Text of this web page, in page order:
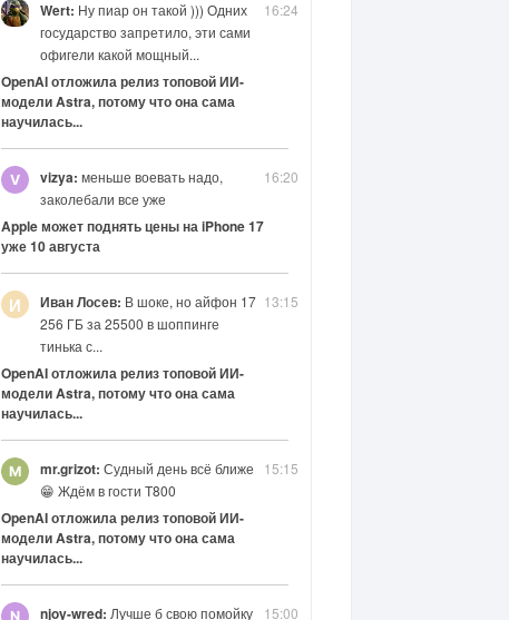
16:24
Wert: Ну пиар он такой ))) Одних
государство запретило, эти сами
офигели какой мощный...
OpenAI отложила релиз топовой ИИ-
модели Astra, потому что она сама
научилась...
16:20
vizya: меньше воевать надо,
заколебали все уже
Apple может поднять цены на iPhone 17
уже 10 августа
13:15
И Иван Лосев: В шоке, но айфон 17
256 ГБ за 25500 в шоппинге
тинька с...
OpenAI отложила релиз топовой ИИ-
модели Astra, потому что она сама
научилась...
15:15
mr.grizot: Судный день всё ближе
😁 Ждём в гости Т800
OpenAI отложила релиз топовой ИИ-
модели Astra, потому что она сама
научилась...
15:00
njoy-wred: Лучше б свою помойку